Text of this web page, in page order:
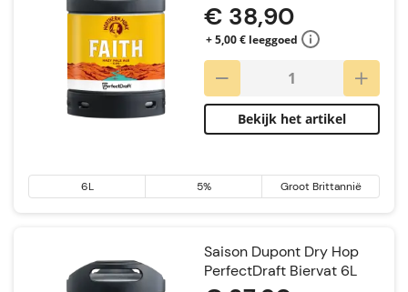
€ 38,90
+ 5,00 € leeggoed
Bekijk het artikel
6L 5% Groot Brittannië
Saison Dupont Dry Hop
PerfectDraft Biervat 6L